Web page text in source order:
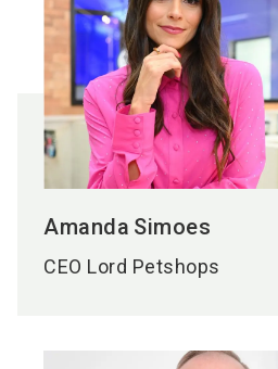
Amanda Simoes
CEO Lord Petshops